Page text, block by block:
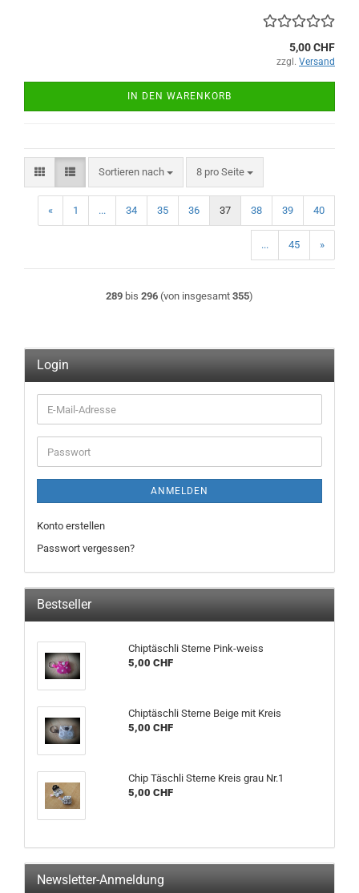
5,00 CHF
zzgl. Versand
IN DEN WARENKORB
Sortieren nach
Sortieren nach 8 pro Seite
pro Seite
« 1 ... 34 35 36 37 38 39 40
... 45 »
289 bis 296 (von insgesamt 355)
Login
E-
Mail-
Adresse
Passwort
ANMELDEN
Konto erstellen
Passwort vergessen?
Bestseller
Chiptäschli Sterne Pink-weiss
5,00 CHF
Chiptäschli Sterne Beige mit Kreis
5,00 CHF
Chip Täschli Sterne Kreis grau Nr.1
5,00 CHF
Newsletter-Anmeldung